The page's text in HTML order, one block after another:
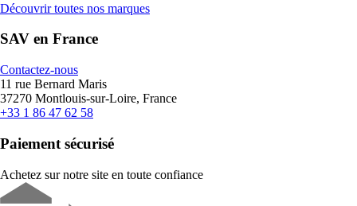
Découvrir toutes nos marques
SAV en France
Contactez-nous
11 rue Bernard Maris
37270 Montlouis-sur-Loire, France
+33 1 86 47 62 58
Paiement sécurisé
Achetez sur notre site en toute confiance